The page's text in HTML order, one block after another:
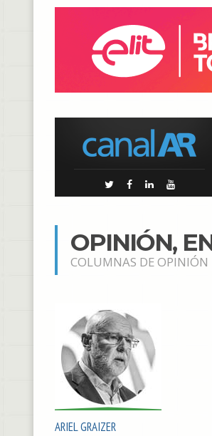
OPINIÓN,
COLUMNAS DE OPINIÓN
ARIEL GRAIZER